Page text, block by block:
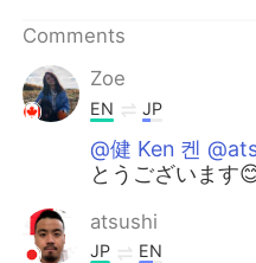
日本語
Русский
Indonesia
Türkçe
Comments
Zoe
EN JP
@健 Ken 켄
とうございます
atsushi
JP EN